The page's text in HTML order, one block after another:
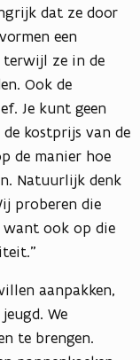
dat ze door
een
terwijl ze in de
Ook de
Je kunt geen
kostprijs van de
de manier hoe
Natuurlijk denk
proberen die
want ook op die
aanpakken,
We
te brengen.